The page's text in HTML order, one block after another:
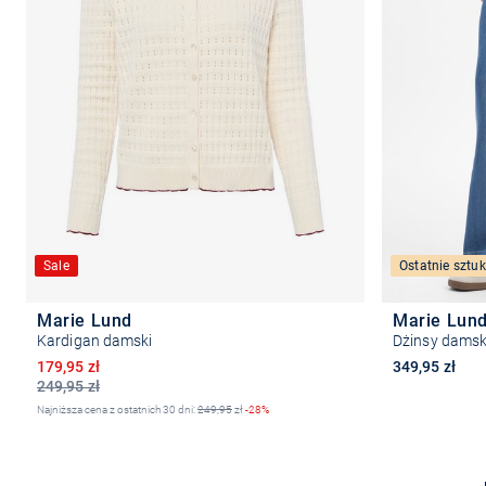
Sale
Marie Lund
Kardigan damski
249,95 zł
Obniżona cena
179,95 zł
Najniższa cena z ostatnich 30 dni:249,95zł-28%
Ostatnie
Marie Lund
Dżinsy
349,95 zł